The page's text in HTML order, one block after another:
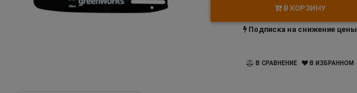
В КОРЗИНУ
Подписка на снижение цены
В СРАВНЕНИЕ В ИЗБРАННОМ